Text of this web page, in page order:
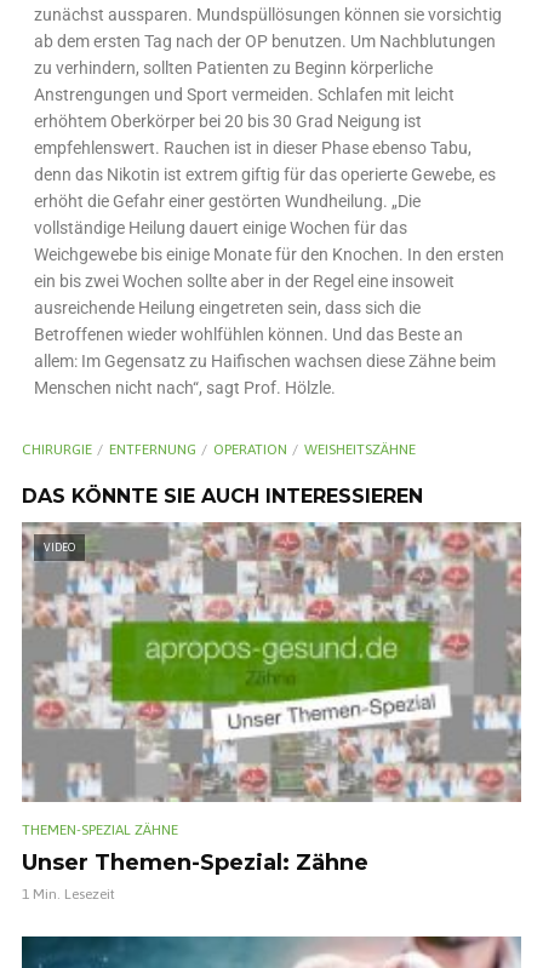
zunächst aussparen. Mundspüllösungen können sie vorsichtig
ab dem ersten Tag nach der OP benutzen. Um Nachblutungen
zu verhindern, sollten Patienten zu Beginn körperliche
Anstrengungen und Sport vermeiden. Schlafen mit leicht
erhöhtem Oberkörper bei 20 bis 30 Grad Neigung ist
empfehlenswert. Rauchen ist in dieser Phase ebenso Tabu,
denn das Nikotin ist extrem giftig für das operierte Gewebe, es
erhöht die Gefahr einer gestörten Wundheilung. „Die
vollständige Heilung dauert einige Wochen für das
Weichgewebe bis einige Monate für den Knochen. In den ersten
ein bis zwei Wochen sollte aber in der Regel eine insoweit
ausreichende Heilung eingetreten sein, dass sich die
Betroffenen wieder wohlfühlen können. Und das Beste an
allem: Im Gegensatz zu Haifischen wachsen diese Zähne beim
Menschen nicht nach“, sagt Prof. Hölzle.
CHIRURGIE ENTFERNUNG OPERATION WEISHEITSZÄHNE
DAS KÖNNTE SIE AUCH INTERESSIEREN
VIDEO
THEMEN-SPEZIAL ZÄHNE
Unser Themen-Spezial: Zähne
1 Min. Lesezeit